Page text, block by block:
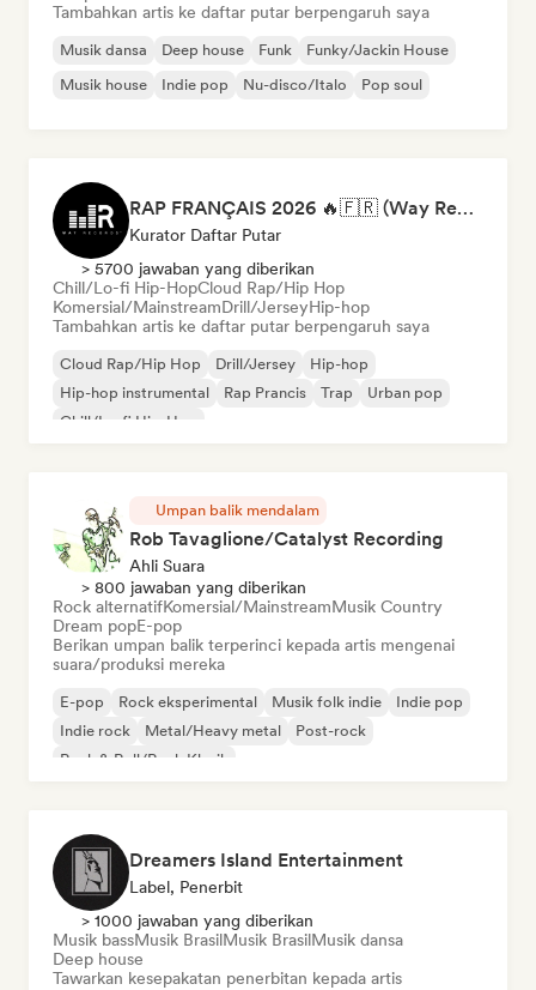
Tambahkan artis ke daftar putar berpengaruh saya
Musik dansa Deep house Funk
Funky/Jackin House
Musik house
Indie pop Nu-disco/Italo Pop soul
RAP FRANÇAIS 2026 🔥🇫🇷 (Way Records)
Kurator Daftar Putar
> 5700 jawaban yang diberikan
Chill/Lo-fi Hip-HopCloud Rap/Hip Hop
Komersial/MainstreamDrill/JerseyHip-hop
Tambahkan artis ke daftar putar berpengaruh saya
Cloud Rap/Hip Hop Drill/Jersey
Hip-hop
Hip-hop instrumental
Rap Prancis Trap
Urban pop
Chill/Lo-fi Hip-Hop
Umpan balik mendalam
Rob Tavaglione/Catalyst Recording
Ahli Suara
> 800 jawaban yang diberikan
Rock alternatifKomersial/MainstreamMusik Country
Dream popE-pop
Berikan umpan balik terperinci kepada artis mengenai
suara/produksi mereka
E-pop Rock eksperimental Musik folk indie
Indie pop
Indie rock
Metal/Heavy metal
Post-rock
Rock & Roll/Rock Klasik
Dreamers Island Entertainment
Label, Penerbit
> 1000 jawaban yang diberikan
Musik bassMusik BrasilMusik BrasilMusik dansa
Deep house
Tawarkan kesepakatan penerbitan kepada artis